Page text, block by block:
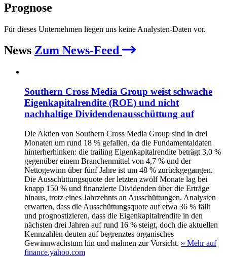
Prognose
Für dieses Unternehmen liegen uns keine Analysten-Daten vor.
News Zum News-Feed
Southern Cross Media Group weist schwache
Eigenkapitalrendite (ROE) und nicht
nachhaltige Dividendenausschüttung auf
Die Aktien von Southern Cross Media Group sind in drei
Monaten um rund 18 % gefallen, da die Fundamentaldaten
hinterherhinken: die trailing Eigenkapitalrendite beträgt 3,0 %
gegenüber einem Branchenmittel von 4,7 % und der
Nettogewinn über fünf Jahre ist um 48 % zurückgegangen.
Die Ausschüttungsquote der letzten zwölf Monate lag bei
knapp 150 % und finanzierte Dividenden über die Erträge
hinaus, trotz eines Jahrzehnts an Ausschüttungen. Analysten
erwarten, dass die Ausschüttungsquote auf etwa 36 % fällt
und prognostizieren, dass die Eigenkapitalrendite in den
nächsten drei Jahren auf rund 16 % steigt, doch die aktuellen
Kennzahlen deuten auf begrenztes organisches
Gewinnwachstum hin und mahnen zur Vorsicht. » Mehr auf
finance.yahoo.com